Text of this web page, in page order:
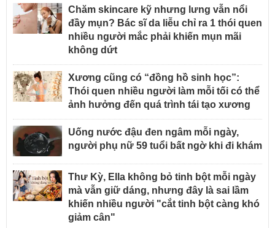
Chăm skincare kỹ nhưng lưng vẫn nổi
đầy mụn? Bác sĩ da liễu chỉ ra 1 thói quen
nhiều người mắc phải khiến mụn mãi
không dứt
Xương cũng có “đồng hồ sinh học”:
Thói quen nhiều người làm mỗi tối có thể
ảnh hưởng đến quá trình tái tạo xương
Uống nước đậu đen ngâm mỗi ngày,
người phụ nữ 59 tuổi bất ngờ khi đi khám
Thư Kỳ, Ella không bỏ tinh bột mỗi ngày
mà vẫn giữ dáng, nhưng đây là sai lầm
khiến nhiều người "cắt tinh bột càng khó
giảm cân"